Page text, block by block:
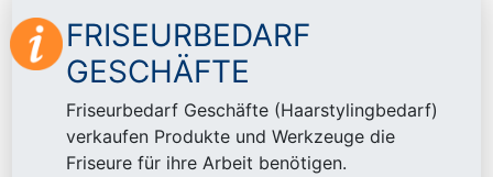
FRISEURBEDARF
GESCHÄFTE
Friseurbedarf Geschäfte (Haarstylingbedarf)
verkaufen Produkte und Werkzeuge die
Friseure für ihre Arbeit benötigen.